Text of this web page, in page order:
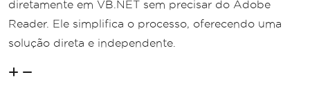
diretamente em VB.NET sem precisar do Adobe
Reader. Ele simplifica o processo, oferecendo uma
solução direta e independente.